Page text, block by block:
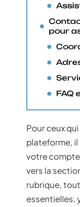
pour
FAQ
Pour ceux
plateforme,
votre
vers la
rubrique,
essentielles,